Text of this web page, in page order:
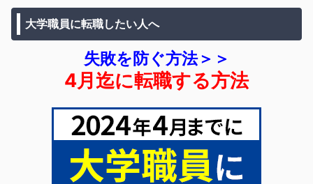
大学職員に転職したい人へ
失敗を防ぐ方法＞＞
4月迄に転職する方法